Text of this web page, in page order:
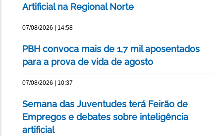
Artificial na Regional Norte
07/08/2026 | 14:58
PBH convoca mais de 1,7 mil aposentados
para a prova de vida de agosto
07/08/2026 | 10:37
Semana das Juventudes terá Feirão de
Empregos e debates sobre inteligência
artificial